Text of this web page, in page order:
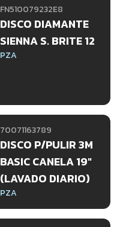
FN510079232E8
DISCO DIAMANTE
SIENNA S. BRITE 12
PZA
70071163789
DISCO P/PULIR 3M
BASIC CANELA 19"
(LAVADO DIARIO)
PZA